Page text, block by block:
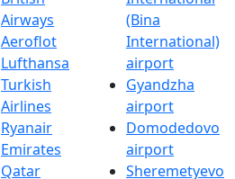
Airways
Aeroflot
Lufthansa
Turkish
Airlines
Ryanair
Emirates
Qatar
(Bina
International)
airport
Gyandzha
airport
Domodedovo
airport
Sheremetyevo